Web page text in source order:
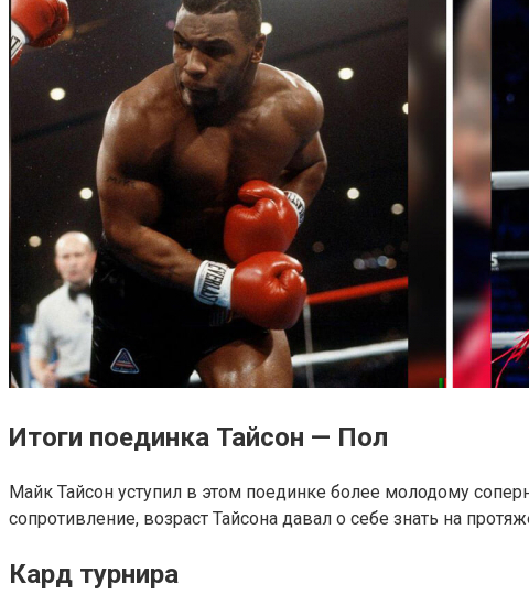
Итоги поединка Тайсон — Пол
Майк Тайсон уступил в этом поединке более молодому
сопротивление, возраст Тайсона давал о себе знать на
Кард турнира